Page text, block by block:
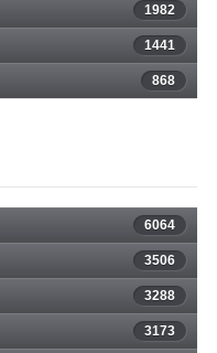
1982
1441
868
6064
3506
3288
3173